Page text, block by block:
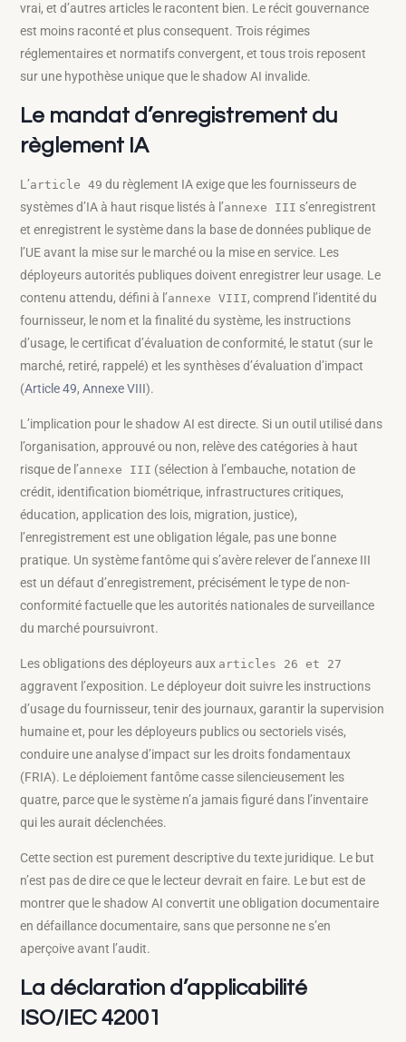
vrai, et d’autres articles le racontent bien. Le récit gouvernance
est moins raconté et plus consequent. Trois régimes
réglementaires et normatifs convergent, et tous trois reposent
sur une hypothèse unique que le shadow AI invalide.
Le mandat d’enregistrement du
règlement IA
L’article 49 du règlement IA exige que les fournisseurs de
systèmes d’IA à haut risque listés à l’annexe III s’enregistrent
et enregistrent le système dans la base de données publique de
l’UE avant la mise sur le marché ou la mise en service. Les
déployeurs autorités publiques doivent enregistrer leur usage. Le
contenu attendu, défini à l’annexe VIII, comprend l’identité du
fournisseur, le nom et la finalité du système, les instructions
d’usage, le certificat d’évaluation de conformité, le statut (sur le
marché, retiré, rappelé) et les synthèses d’évaluation d’impact
(Article 49,Annexe VIII).
L’implication pour le shadow AI est directe. Si un outil utilisé dans
l’organisation, approuvé ou non, relève des catégories à haut
risque de l’annexe III (sélection à l’embauche, notation de
crédit, identification biométrique, infrastructures critiques,
éducation, application des lois, migration, justice),
l’enregistrement est une obligation légale, pas une bonne
pratique. Un système fantôme qui s’avère relever de l’annexe III
est un défaut d’enregistrement, précisément le type de non-
conformité factuelle que les autorités nationales de surveillance
du marché poursuivront.
Les obligations des déployeurs aux articles 26 et 27
aggravent l’exposition. Le déployeur doit suivre les instructions
d’usage du fournisseur, tenir des journaux, garantir la supervision
humaine et, pour les déployeurs publics ou sectoriels visés,
conduire une analyse d’impact sur les droits fondamentaux
(FRIA). Le déploiement fantôme casse silencieusement les
quatre, parce que le système n’a jamais figuré dans l’inventaire
qui les aurait déclenchées.
Cette section est purement descriptive du texte juridique. Le but
n’est pas de dire ce que le lecteur devrait en faire. Le but est de
montrer que le shadow AI convertit une obligation documentaire
en défaillance documentaire, sans que personne ne s’en
aperçoive avant l’audit.
La déclaration d’applicabilité
ISO/IEC 42001